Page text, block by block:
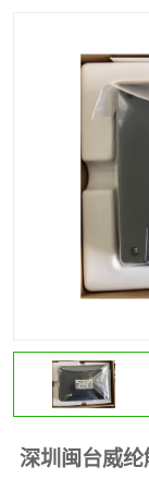
深圳闽台威
魏德米勒继电